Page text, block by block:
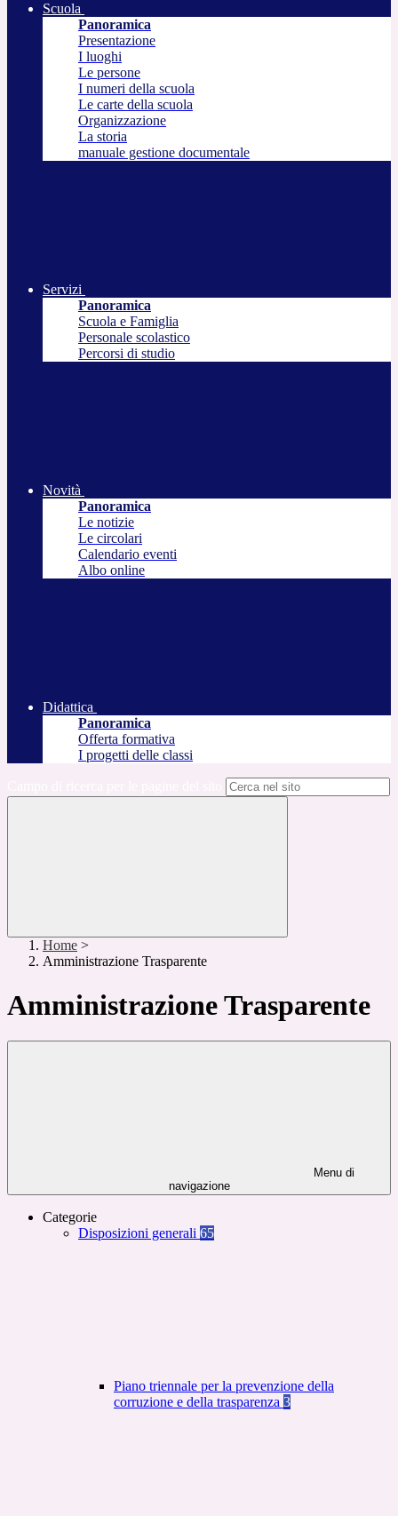
Scuola
Panoramica
Presentazione
I luoghi
Le persone
I numeri della scuola
Le carte della scuola
Organizzazione
La storia
manuale gestione documentale
Servizi
Panoramica
Scuola e Famiglia
Personale scolastico
Percorsi di studio
Novità
Panoramica
Le notizie
Le circolari
Calendario eventi
Albo online
Didattica
Panoramica
Offerta formativa
I progetti delle classi
Home >
Amministrazione Trasparente
Amministrazione Trasparente
Menu di
navigazione
Categorie
Disposizioni generali 65
Piano triennale per la prevenzione della
corruzione e della trasparenza 3